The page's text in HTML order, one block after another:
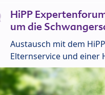
HiPP
um die
Austausch mit dem HiPP
Elternservice und einer